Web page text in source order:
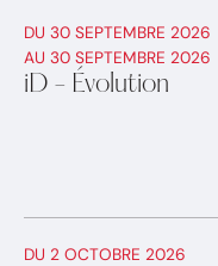
DU 30 SEPTEMBRE 2026
AU 30 SEPTEMBRE 2026
iD - Évolution
DU 2 OCTOBRE 2026